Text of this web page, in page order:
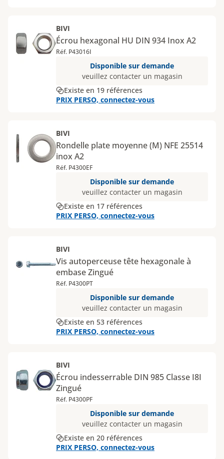
BIVI
Écrou hexagonal HU DIN 934 Inox A2
Réf. P43016I
Disponible sur demande
veuillez contacter un magasin
Existe en 19 références
PRIX PERSO, connectez-vous
BIVI
Rondelle plate moyenne (M) NFE 25514
inox A2
Réf. P4300EF
Disponible sur demande
veuillez contacter un magasin
Existe en 17 références
PRIX PERSO, connectez-vous
BIVI
Vis autoperceuse tête hexagonale à
embase Zingué
Réf. P4300PT
Disponible sur demande
veuillez contacter un magasin
Existe en 53 références
PRIX PERSO, connectez-vous
BIVI
Écrou indesserrable DIN 985 Classe I8I
Zingué
Réf. P4300PF
Disponible sur demande
veuillez contacter un magasin
Existe en 20 références
PRIX PERSO, connectez-vous